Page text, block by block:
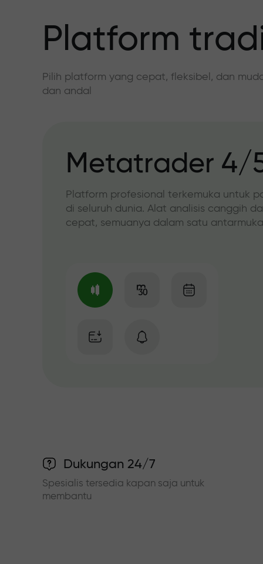
Platform
Pilih platform yang cepat, fleksibel, dan
dan andal
Metatrader 4/
Platform profesional terkemuka untuk
di seluruh dunia. Alat analisis canggih
cepat, semuanya dalam satu
Dukungan 24/7
Spesialis tersedia kapan saja untuk
membantu